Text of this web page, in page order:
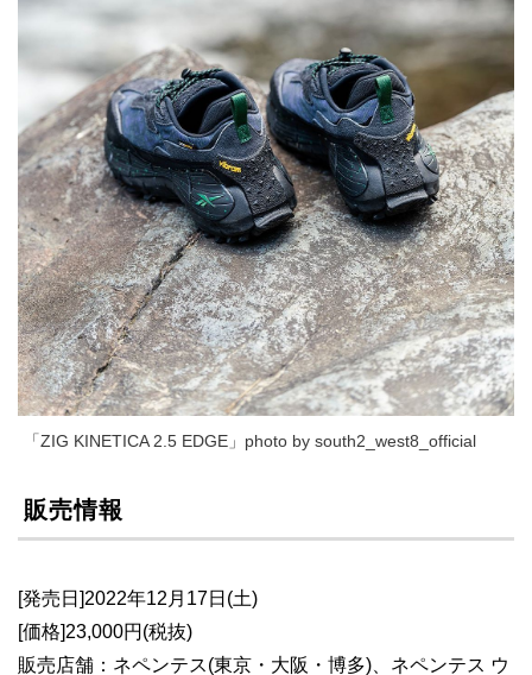
「ZIG KINETICA 2.5 EDGE」photo by south2_west8_official
販売情報
[発売日]2022年12月17日(土)
[価格]23,000円(税抜)
販売店舗：ネペンテス(東京・大阪・博多)、ネペンテス ウ